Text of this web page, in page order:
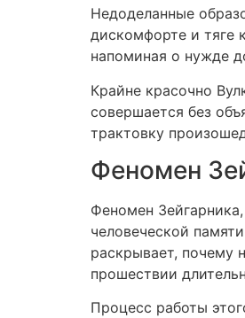
Недоделанные
дискомфорте и тяге
напоминая о нужде
Крайне красочно
совершается без
трактовку
Феномен
Феномен
человеческой
раскрывает, почему
прошествии
Процесс работы